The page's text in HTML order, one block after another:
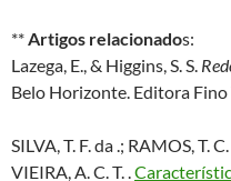
**Artigos relacionados:
Lazega, E., & Higgins, S. S.
Belo Horizonte. Editora Fino
SILVA, T. F. da .; RAMOS, T.
VIEIRA, A. C. T. .